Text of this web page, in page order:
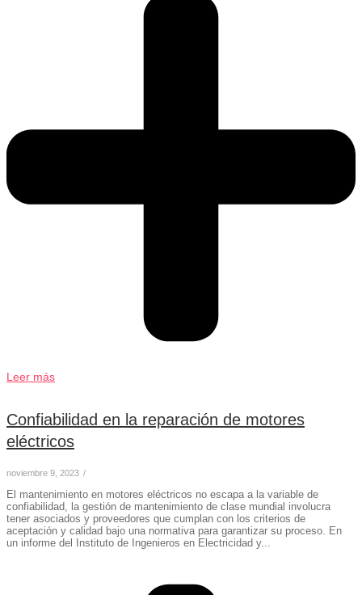
Leer más
Confiabilidad en la reparación de motores
eléctricos
noviembre 9, 2023 /
El mantenimiento en motores eléctricos no escapa a la variable de
confiabilidad, la gestión de mantenimiento de clase mundial involucra
tener asociados y proveedores que cumplan con los criterios de
aceptación y calidad bajo una normativa para garantizar su proceso. En
un informe del Instituto de Ingenieros en Electricidad y...